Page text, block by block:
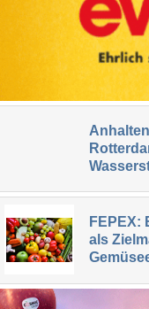
FEPEX:
als